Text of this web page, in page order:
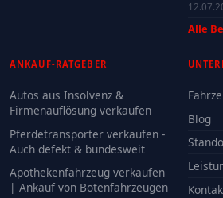
Alle
ANKAUF-RATGEBER
Autos aus Insolvenz &
Firmenauflösung verkaufen
Pferdetransporter verkaufen -
Auch defekt & bundesweit
Apothekenfahrzeug verkaufen
| Ankauf von Botenfahrzeugen
Blog